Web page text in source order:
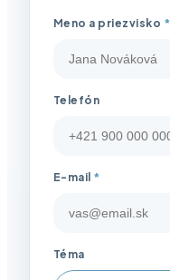
Meno a priezvisko *
Telefón
E-mail *
Téma